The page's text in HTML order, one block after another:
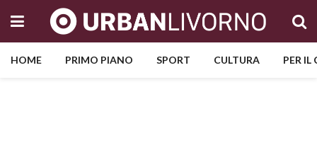
HOME PRIMO PIANO SPORT CULTURA PER